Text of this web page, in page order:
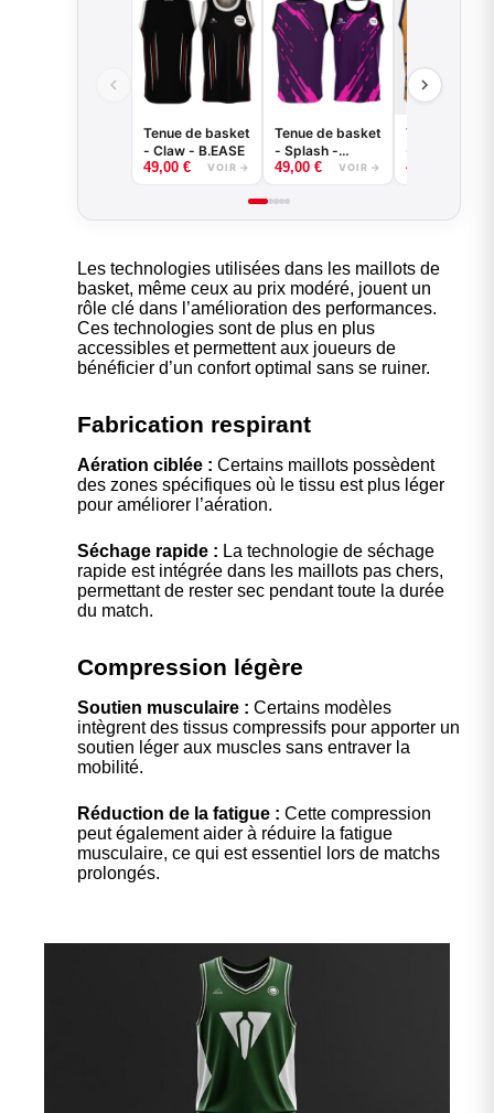
Tenue de basket
- Claw - B.EASE
49,00 € VOIR →
Tenue de basket
- Splash -
B.EASE
49,00 € VOIR →
Tenue de
- Griffe -
49,00
Les technologies utilisées dans les maillots de
basket, même ceux au prix modéré, jouent un
rôle clé dans l’amélioration des performances.
Ces technologies sont de plus en plus
accessibles et permettent aux joueurs de
bénéficier d’un confort optimal sans se ruiner.
Fabrication respirant
Aération ciblée : Certains maillots possèdent
des zones spécifiques où le tissu est plus léger
pour améliorer l’aération.
Séchage rapide : La technologie de séchage
rapide est intégrée dans les maillots pas chers,
permettant de rester sec pendant toute la durée
du match.
Compression légère
Soutien musculaire : Certains modèles
intègrent des tissus compressifs pour apporter un
soutien léger aux muscles sans entraver la
mobilité.
Réduction de la fatigue : Cette compression
peut également aider à réduire la fatigue
musculaire, ce qui est essentiel lors de matchs
prolongés.